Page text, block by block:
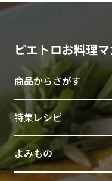
ピエトロお料理
商品からさがす
特集レシピ
よみもの